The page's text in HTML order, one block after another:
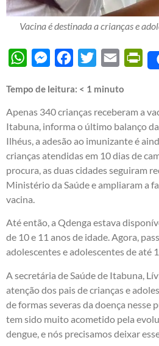
Vacina é destinada a crianças e
WhatsAppMessengerFacebook
Twitter Email
Tempo de leitura: < 1 minuto
Apenas 340 crianças receberam a
Itabuna, informa o último balanço
Ilhéus, a adesão ao imunizante é
crianças atendidas em 10 dias de
procura, as duas cidades seguiram
Ministério da Saúde e ampliaram a
vacina.
Até então, a Qdenga estava
de 10 e 11 anos de idade. Agora,
adolescentes e adolescentes de até
A secretária de Saúde de Itabuna,
atenção dos pais de crianças e
de formas severas da doença nesse
tem sido muito acometido pela
dengue, e nós precisamos deixar